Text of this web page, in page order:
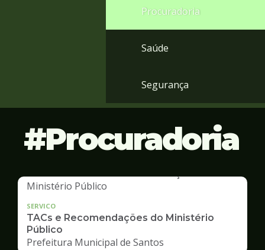
Procuradoria
Saúde
Segurança
Procuradoria
SERVICO
TACs e Recomendações do Ministério
Público
Prefeitura Municipal de Santos